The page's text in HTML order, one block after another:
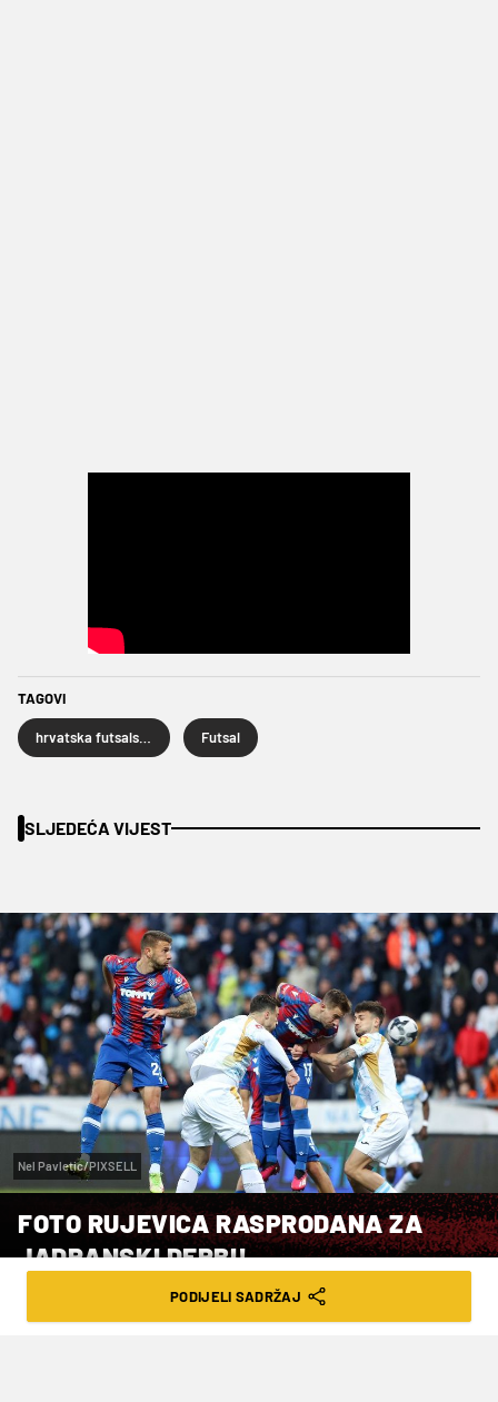
TAGOVI
Futsal
SLJEDEĆA VIJEST
Nel Pavletic/PIXSELL
FOTO RUJEVICA RASPRODANA ZA
JADRANSKI DERBI!
VRIJEME ČITANJA: 4MIN | PON. 02.10.23. | 13:08
PODIJELI SADRŽAJ